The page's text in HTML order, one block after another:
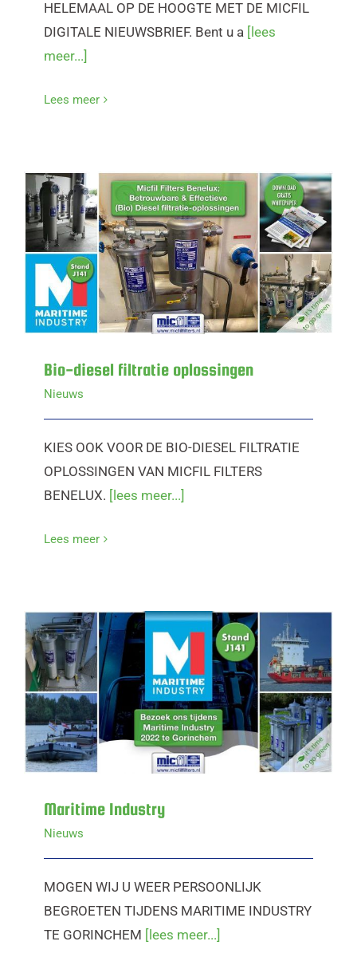
HELEMAAL OP DE HOOGTE MET DE MICFIL
DIGITALE NIEUWSBRIEF. Bent u a [lees
meer...]
Lees meer
Bio-diesel filtratie oplossingen
Bio-diesel filtratie oplossingen
Nieuws
KIES OOK VOOR DE BIO-DIESEL FILTRATIE
OPLOSSINGEN VAN MICFIL FILTERS
BENELUX. [lees meer...]
Lees meer
Maritime Industry
Maritime Industry
Nieuws
MOGEN WIJ U WEER PERSOONLIJK
BEGROETEN TIJDENS MARITIME INDUSTRY
TE GORINCHEM [lees meer...]